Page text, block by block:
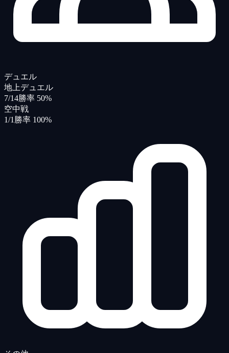
デュエル
地上デュエル
7/14勝率 50%
空中戦
1/1 勝率 100%